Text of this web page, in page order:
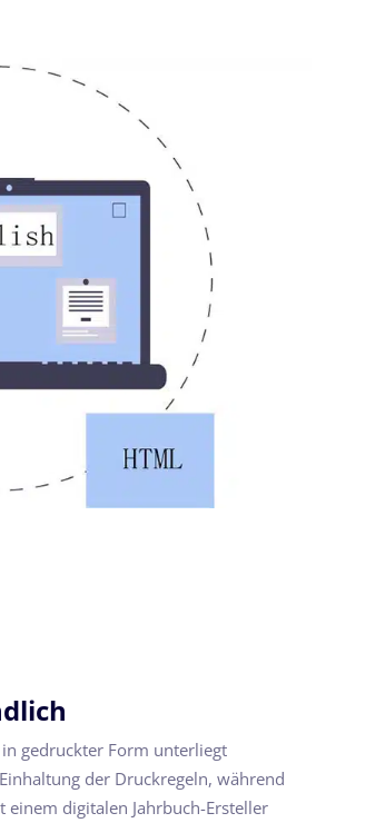
gedruckter Form unterliegt
der Druckregeln, während
digitalen Jahrbuch-Ersteller